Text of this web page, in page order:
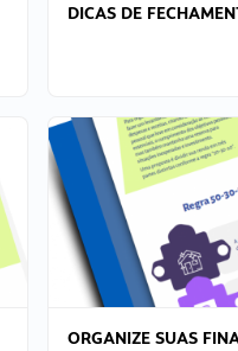
DICAS DE
ORGANIZE SUAS